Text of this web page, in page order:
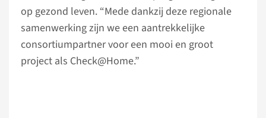
op gezond leven. “Mede dankzij deze regionale
samenwerking zijn we een aantrekkelijke
consortiumpartner voor een mooi en groot
project als Check@Home.”